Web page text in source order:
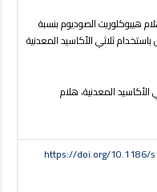
هيبوكلوريت الصوديوم بنسبة
باستخدام ثلاثي الأكاسيد المعدنية
الأكاسيد المعدنية، هلام
https://doi.org/10.1186/